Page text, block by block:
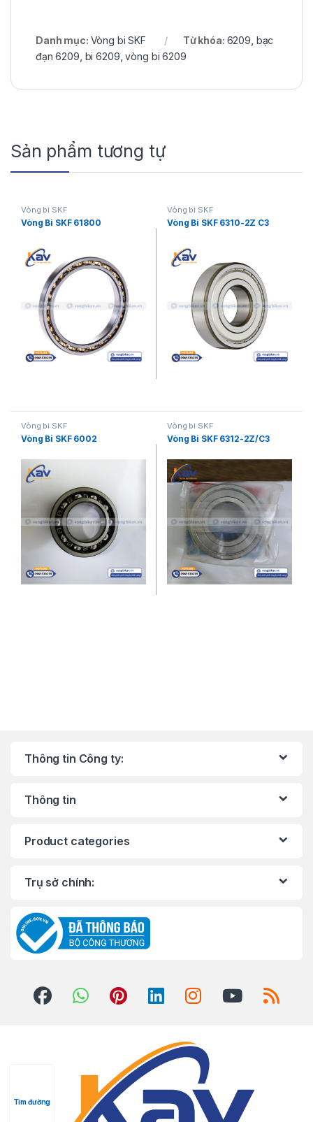
Danh mục: Vòng bi SKF Từ khóa: 6209 bạc
đạn 6209 bi 6209 ,vòng bi 6209
Sản phẩm tương tự
Vòng bi SKF
Vòng Bi SKF 61800
Vòng bi SKF
Vòng Bi SKF 6310-2Z C3
Vòng bi SKF
Vòng Bi SKF 6002
Vòng bi SKF
Vòng Bi SKF 6312-2Z/C3
Thông tin Công ty:
Thông tin
Product categories
Trụ sở chính:
Tìm đường